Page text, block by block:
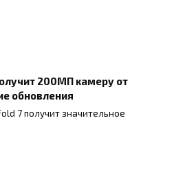
200МП камеру от
обновления
7 получит значительное